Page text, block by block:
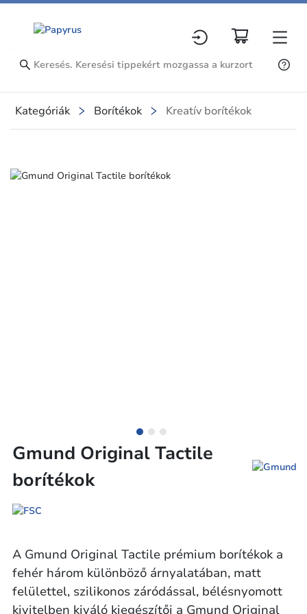
Kategóriák Borítékok Kreatív borítékok
Slide 1 of 3
Gmund Original Tactile
borítékok
A Gmund Original Tactile prémium borítékok a
fehér három különböző árnyalatában, matt
felülettel, szilikonos záródással, bélésnyomott
kivitelben kiváló kiegészítői a Gmund Original